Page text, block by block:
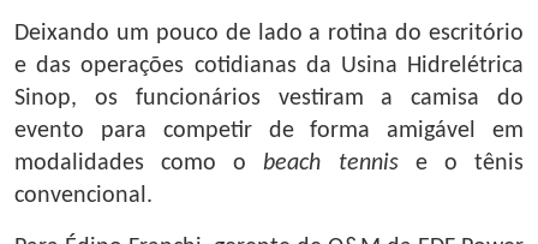
Deixando um pouco de lado a rotina do escritório
e das operações cotidianas da Usina Hidrelétrica
Sinop, os funcionários vestiram a camisa do
evento para competir de forma amigável em
modalidades como obeach tennise o tênis
convencional.